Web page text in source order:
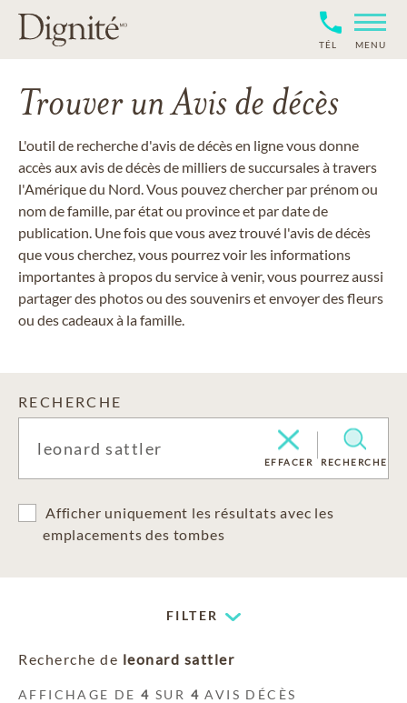
TÉL MENU
Trouver un Avis de décès
L'outil de recherche d'avis de décès en ligne vous donne
accès aux avis de décès de milliers de succursales à travers
l'Amérique du Nord. Vous pouvez chercher par prénom ou
nom de famille, par état ou province et par date de
publication. Une fois que vous avez trouvé l'avis de décès
que vous cherchez, vous pourrez voir les informations
importantes à propos du service à venir, vous pourrez aussi
partager des photos ou des souvenirs et envoyer des fleurs
ou des cadeaux à la famille.
RECHERCHE
EFFACER RECHERCHE
Afficher uniquement les résultats avec les
emplacements des tombes
FILTER
Recherche de leonard sattler
AFFICHAGE DE4 SUR 4 AVIS DÉCÈS